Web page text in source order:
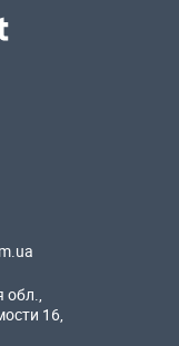
обл.,
16,